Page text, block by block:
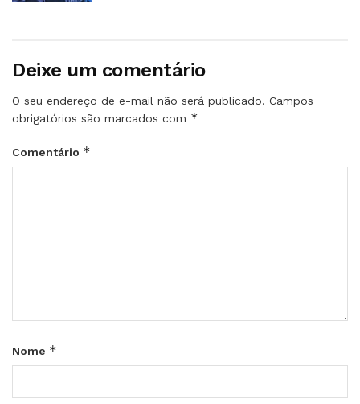
Deixe um comentário
O seu endereço de e-mail não será publicado. Campos
obrigatórios são marcados com *
Comentário *
Nome *